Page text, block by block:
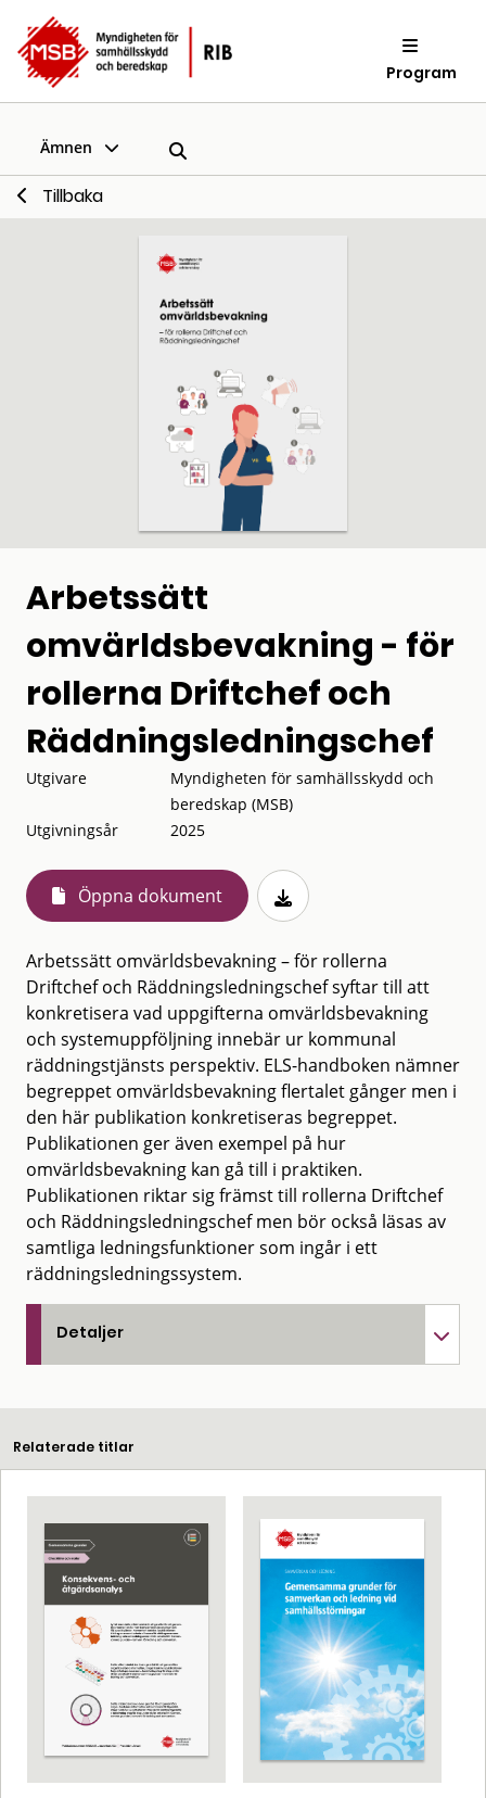
Program
Ämnen
Tillbaka
Arbetssätt
omvärldsbevakning - för
rollerna Driftchef och
Räddningsledningschef
Utgivare
Myndigheten för samhällsskydd och
beredskap (MSB)
Utgivningsår
2025
Öppna dokument
Arbetssätt omvärldsbevakning – för rollerna
Driftchef och Räddningsledningschef syftar till att
konkretisera vad uppgifterna omvärldsbevakning
och systemuppföljning innebär ur kommunal
räddningstjänsts perspektiv. ELS-handboken nämner
begreppet omvärldsbevakning flertalet gånger men i
den här publikation konkretiseras begreppet.
Publikationen ger även exempel på hur
omvärldsbevakning kan gå till i praktiken.
Publikationen riktar sig främst till rollerna Driftchef
och Räddningsledningschef men bör också läsas av
samtliga ledningsfunktioner som ingår i ett
räddningsledningssystem.
Detaljer
Relaterade titlar